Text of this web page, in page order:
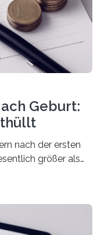
Geburt:
nach der ersten
größer als
30.000 Euro
und die spätere
bei rund 20.000